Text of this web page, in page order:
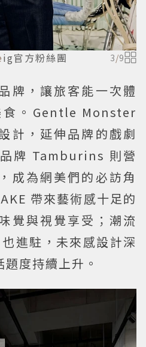
ig官方粉絲團 3/9
牌，讓旅客能一次體
。Gentle Monster
計，延伸品牌的戲劇
牌 Tamburins 則營
成為網美們的必訪角
帶來藝術感十足的
覺與視覺享受；潮流
進駐，未來感設計深
度持續上升。